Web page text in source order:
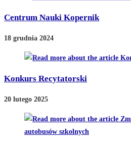
Centrum Nauki Kopernik
18 grudnia 2024
Konkurs Recytatorski
20 lutego 2025